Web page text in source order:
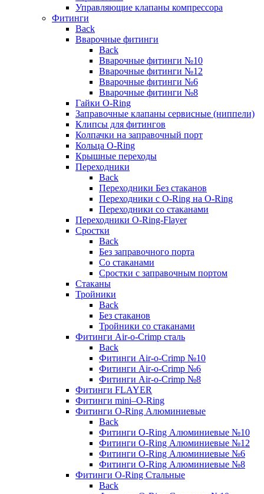
Управляющие клапаны компрессора
Фитинги
Back
Вварочные фитинги
Back
Вварочные фитинги №10
Вварочные фитинги №12
Вварочные фитинги №6
Вварочные фитинги №8
Гайки O-Ring
Заправочные клапаны сервисные (ниппели)
Клипсы для фитингов
Колпачки на заправочный порт
Кольца O-Ring
Крышные переходы
Переходники
Back
Переходники Без стаканов
Переходники с O-Ring на O-Ring
Переходники со стаканами
Переходники O-Ring-Flayer
Сростки
Back
Без заправочного порта
Со стаканами
Сростки с заправочным портом
Стаканы
Тройники
Back
Без стаканов
Тройники со стаканами
Фитинги Air-o-Crimp сталь
Back
Фитинги Air-o-Crimp №10
Фитинги Air-o-Crimp №6
Фитинги Air-o-Crimp №8
Фитинги FLAYER
Фитинги mini–O-Ring
Фитинги O-Ring Алюминиевые
Back
Фитинги O-Ring Алюминиевые №10
Фитинги O-Ring Алюминиевые №12
Фитинги O-Ring Алюминиевые №6
Фитинги O-Ring Алюминиевые №8
Фитинги O-Ring Стальные
Back